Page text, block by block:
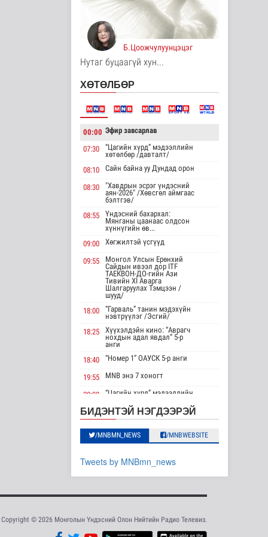
нэмэгдүүлэх,
доголдлыг арилгах..
16 цаг 8 минутын өмнө
Нийслэлийн
Төлөөлөгчдийн
Хурлын Ээлжит ..
Нийгэм
16 цаг 14 минутын өмнө
сэрэмжтэй байхыг
анхааруулж байна
Байгаль орчин
16 цаг 29 минутын өмнө
Цагдаагийн
байгууллагын 102
тусгай дугаарт гэмт
..
17 цаг 39 минутын өмнө
Үндэсний спортын
зуны VIII наадам
Cпорт
17 цаг 3 минутын өмнө
ОХУ-аас шатахууны
импорт тасралтгүй
хийгдэж байна
100 тэрбум
ам.долларын
Дэлхийд
17 цаг 12 минутын өмнө
Шейх Хасина
Б.Цоожчулуунцэцэг
Нутаг буцаагүй хун...
ХӨТӨЛБӨР
00:00 Эфир завсарлав
07:30
“Цагийн хүрд” мэдээллийн
хөтөлбөр /давталт/
08:10
Сайн байна уу Дундад орон
08:30
"Хавдрын эсрэг үндэсний
аян-2026" /Хөвсгөл аймгаас
бэлтгэв/
08:55
Үндэсний бахархал:
Мянганы цаанаас олдсон
хүннүгийн өв...
09:00
Хөгжилтэй үсгүүд
09:55
Монгол Улсын Ерөнхий
Сайдын ивээл дор ITF
ТАЕКВОН-ДО-гийн Ази
Тивийн XI Аварга
Шалгаруулах Тэмцээн /
шууд/
18:00
“Гарваль” танин мэдэхүйн
нэвтрүүлэг /Эсгий/
18:25
Хүүхэлдэйн кино: “Аврагч
нохдын адал явдал” 5-р
анги
18:40
“Номер 1” ОАУСК 5-р анги
19:55 MNB энэ 7 хоногт
20:00
“Цагийн хүрд” мэдээллийн
20:40
MNB энэ 7 хоногт
20:45 Хөндөх сэдэв: Эмийн чанар
“Эргүүлэг” ОАУСК 5-р анги”
Баянхонгор аймгаас
БИДЭНТЭЙ НЭГДЭЭРЭЙ
/MNBMN_NEWS /MNBWEBSITE
Tweets by MNBmn_news
Copyright © 2026 Монголын Үндэсний Олон Нийтийн Радио Телевиз.